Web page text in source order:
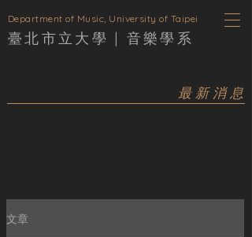
Department of Music, University of Taipei
臺北市立大學 | 音樂學 系
最新消息
文章